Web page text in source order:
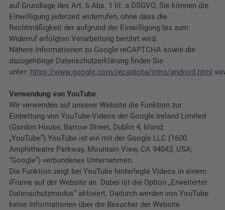
auf Grundlage des Art. 6 Abs. 1 lit. a DSGVO. Sie können die
Einwilligung jederzeit widerrufen, ohne dass die
Rechtmäßigkeit der aufgrund der Einwilligung bis zum
Widerruf erfolgten Verarbeitung berührt wird.
Nähere Informationen zu Google reCAPTCHA sowie die
dazugehörige Datenschutzerklärung finden Sie
unter: https://www.google.com/recaptcha/intro/android.html
Verwendung von YouTube
Wir verwenden auf unserer Website die Funktion zur
Einbettung von YouTube-Videos der Google Ireland Limited
(Gordon House, Barrow Street, Dublin 4, Irland;
„YouTube“).YouTube ist ein mit der Google LLC (1600
Amphitheatre Parkway, Mountain View, CA 94043, USA;
“Google”) verbundenes Unternehmen.
Die Funktion zeigt bei YouTube hinterlegte Videos in einem
iFrame auf der Website an. Dabei ist die Option „Erweiterter
Datenschutzmodus“ aktiviert. Dadurch werden von YouTube
keine Informationen über die Besucher der Website